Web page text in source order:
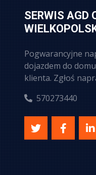
SERWIS AGD
Pogwarancyjne
dojazdem do
klienta. Zgłoś
570273440